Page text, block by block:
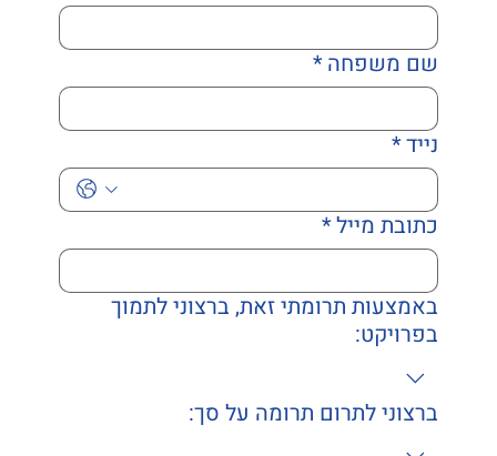
שם משפחה*
נייד*
כתובת מייל*
באמצעות תרומתי זאת, ברצוני לתמוך
בפרויקט:
ברצוני לתרום תרומה על סך: